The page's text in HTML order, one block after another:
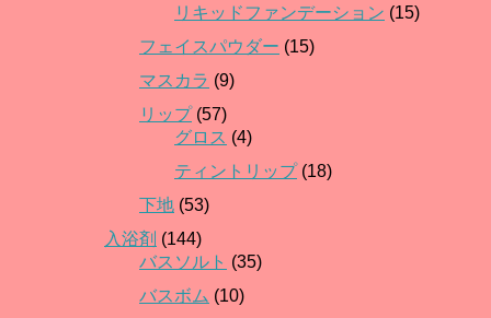
リキッドファンデーション (15)
フェイスパウダー (15)
マスカラ (9)
リップ(57)
グロス (4)
ティントリップ(18)
下地 (53)
入浴剤 (144)
バスソルト (35)
バスボム (10)